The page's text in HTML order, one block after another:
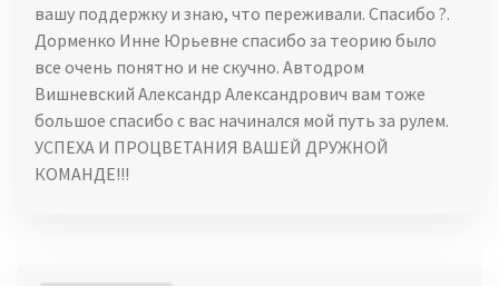
вашу поддержку и знаю, что переживали. Спасибо ?.
Дорменко Инне Юрьевне спасибо за теорию было
все очень понятно и не скучно. Автодром
Вишневский Александр Александрович вам тоже
большое спасибо с вас начинался мой путь за рулем.
УСПЕХА И ПРОЦВЕТАНИЯ ВАШЕЙ ДРУЖНОЙ
КОМАНДЕ!!!